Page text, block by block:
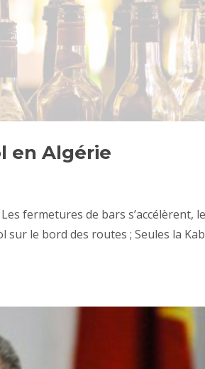
en Algérie
fermetures de bars s’accélèrent,
le bord des routes ; Seules la